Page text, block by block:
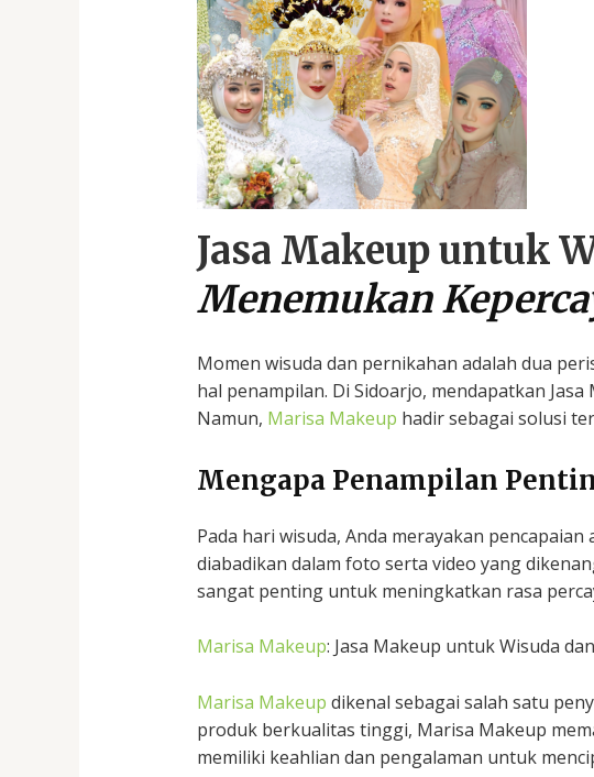
Jasa Makeup untuk
Menemukan
Momen wisuda dan pernikahan adalah dua
hal penampilan. Di Sidoarjo, mendapatkan
Namun, Marisa Makeup hadir sebagai solusi
Mengapa Penampilan
Pada hari wisuda, Anda merayakan
diabadikan dalam foto serta video yang
sangat penting untuk meningkatkan rasa
Marisa Makeup: Jasa Makeup untuk Wisuda
Marisa Makeup dikenal sebagai salah satu
produk berkualitas tinggi, Marisa Makeup
memiliki keahlian dan pengalaman untuk